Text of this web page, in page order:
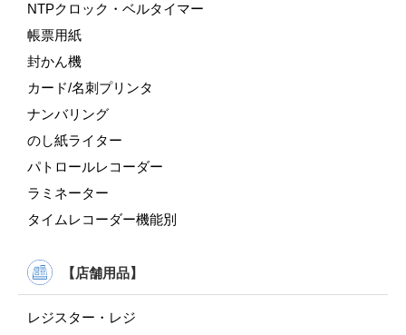
NTPクロック・ベルタイマー
帳票用紙
封かん機
カード/名刺プリンタ
ナンバリング
のし紙ライター
パトロールレコーダー
ラミネーター
タイムレコーダー機能別
【店舗用品】
レジスター・レジ